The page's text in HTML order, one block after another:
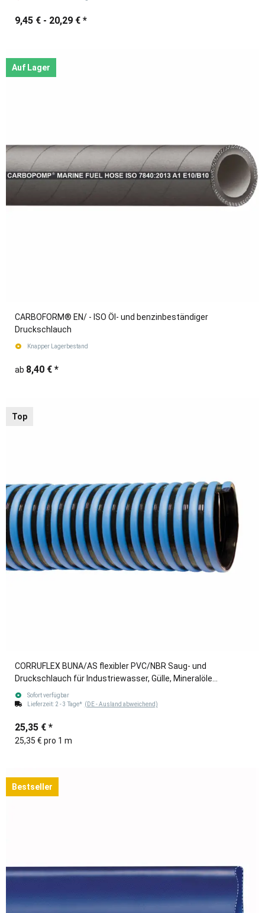
9,45 € - 20,29 € *
Auf Lager
CARBOFORM® EN/ - ISO Öl- und benzinbeständiger
Druckschlauch
Knapper Lagerbestand
ab 8,40 € *
Top
CORRUFLEX BUNA/AS flexibler PVC/NBR Saug- und
Druckschlauch für Industriewasser, Gülle, Mineralöle
blau/schwarz 76mm (3")
Sofort verfügbar
Lieferzeit: 2 - 3 Tage* (DE - Ausland abweichend)
25,35 € *
25,35 € pro 1 m
Bestseller